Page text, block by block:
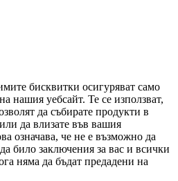
бисквитки осигуряват само
нашия уебсайт. Те се използват,
да събирате продукти в
да влизате във вашия
означава, че не е възможно да
било заключения за вас и всички
няма да бъдат предадени на